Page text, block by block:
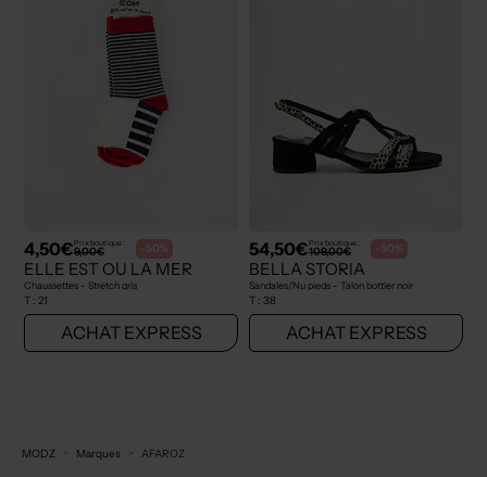
4,50€Prix boutique :
9,00€ -50%
ELLE EST OU LA MER
Chaussettes - Stretch gris
T : 21
ACHAT EXPRESS
54,50€Prix boutique :
109,00€ -50%
BELLA STORIA
Sandales/Nu pieds - Talon bottier noir
T : 38
ACHAT EXPRESS
MODZ Marques AFAROZ